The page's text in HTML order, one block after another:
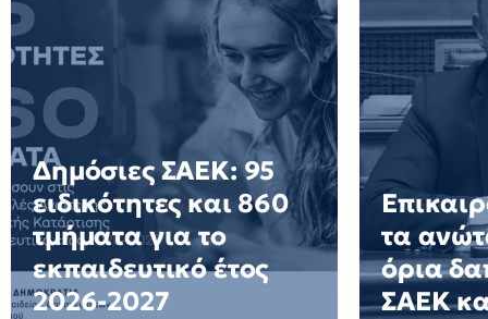
Δημόσιες ΣΑΕΚ: 95
ειδικότητες και 860
τμήματα για το
εκπαιδευτικό έτος
2026-2027
τα
όρια
ΣΑΕΚ